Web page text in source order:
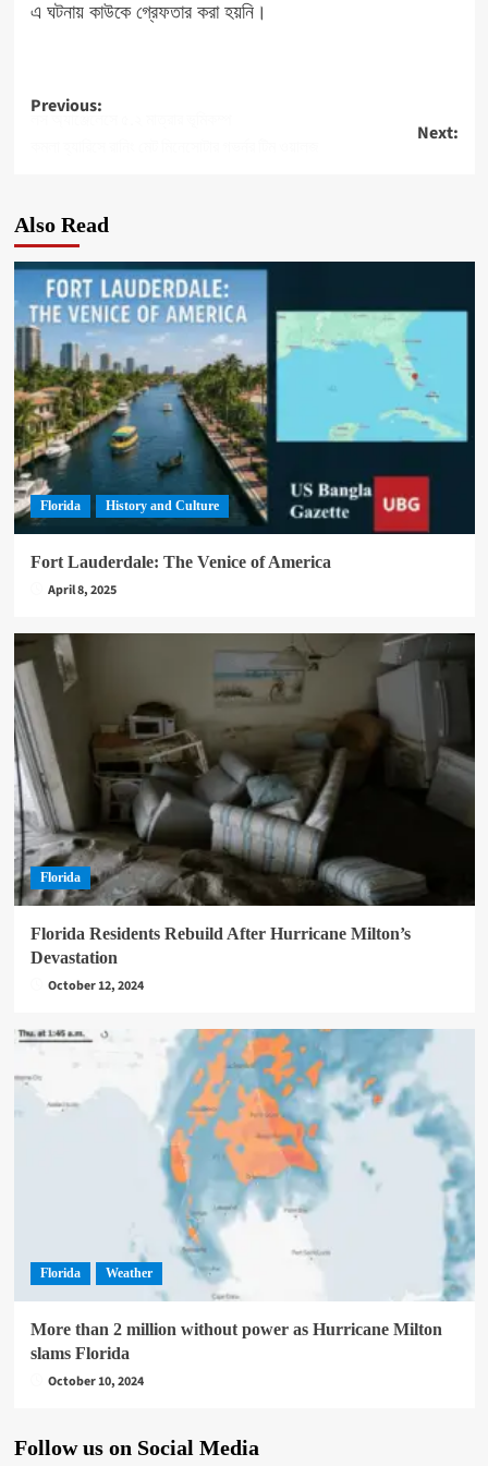
এ ঘটনায় কাউকে গ্রেফতার করা হয়নি।
Post
Previous:
লস অ্যাঞ্জেলেসে ৫.২ মাত্রার ভূমিকম্প
Next:
Also Read
Florida History and Culture
Fort Lauderdale: The Venice of America
April 8, 2025
Florida
Florida Residents Rebuild After Hurricane Milton’s
Devastation
October 12, 2024
Florida Weather
More than 2 million without power as Hurricane Milton
slams Florida
October 10, 2024
Follow us on Social Media